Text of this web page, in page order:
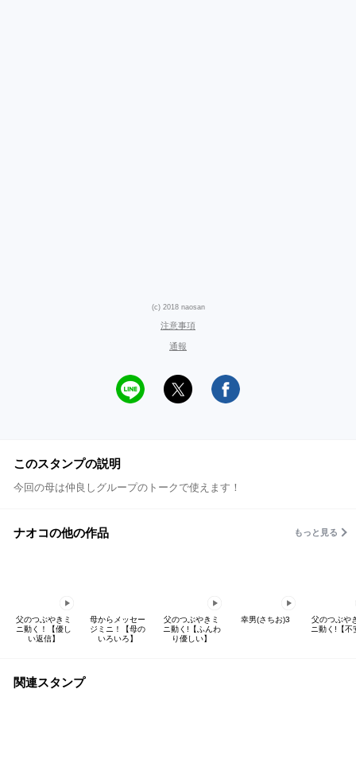
(c) 2018 naosan
注意事項
通報
このスタンプの説明
今回の母は仲良しグループのトークで使えます！
ナオコの他の作品 もっと見る
父のつぶやきミ
ニ動く！【優し
い返信】
母からメッセー
ジミニ！【母の
いろいろ】
父のつぶやきミ
ニ動く!【ふんわ
り優しい】
幸男(さちお)3
父のつぶや
ニ動く!【不
関連スタンプ